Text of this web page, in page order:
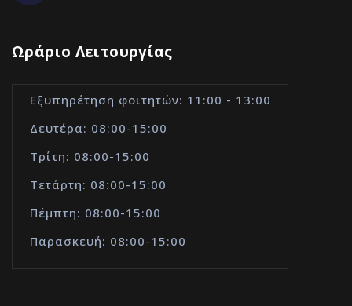
Ωράριο Λειτουργίας
Εξυπηρέτηση φοιτητών: 11:00 - 13:00
Δευτέρα: 08:00-15:00
Τρίτη: 08:00-15:00
Τετάρτη: 08:00-15:00
Πέμπτη: 08:00-15:00
Παρασκευή: 08:00-15:00